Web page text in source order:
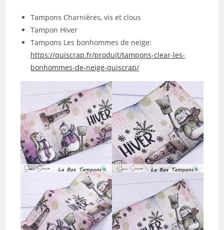
Tampons Charnières, vis et clous
Tampon Hiver
Tampons Les bonhommes de neige:
https://quiscrap.fr/produit/tampons-clear-les-
bonhommes-de-neige-quiscrap/